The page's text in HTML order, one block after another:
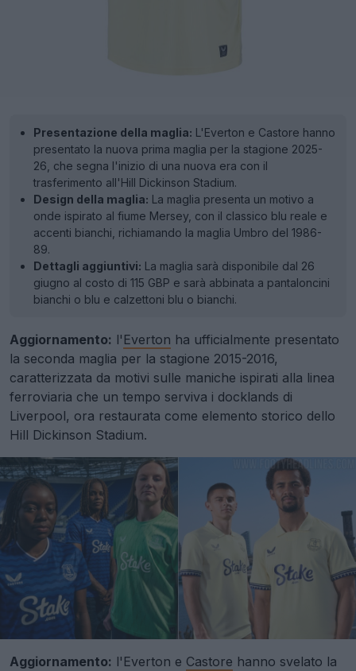
Presentazione della maglia: L'Everton e Castore hanno
presentato la nuova prima maglia per la stagione 2025-
26, che segna l'inizio di una nuova era con il
trasferimento all'Hill Dickinson Stadium.
Design della maglia: La maglia presenta un motivo a
onde ispirato al fiume Mersey, con il classico blu reale e
accenti bianchi, richiamando la maglia Umbro del 1986-
89.
Dettagli aggiuntivi: La maglia sarà disponibile dal 26
giugno al costo di 115 GBP e sarà abbinata a pantaloncini
bianchi o blu e calzettoni blu o bianchi.
Aggiornamento: l' Everton ha ufficialmente presentato
la seconda maglia per la stagione 2015-2016,
caratterizzata da motivi sulle maniche ispirati alla linea
ferroviaria che un tempo serviva i docklands di
Liverpool, ora restaurata come elemento storico dello
Hill Dickinson Stadium.
Aggiornamento: l'Everton e Castore hanno svelato la